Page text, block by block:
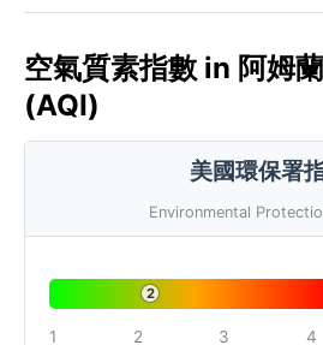
空氣質素指數 in 阿姆
(AQI)
美國環保署
Environmental
2
1 2 3 4